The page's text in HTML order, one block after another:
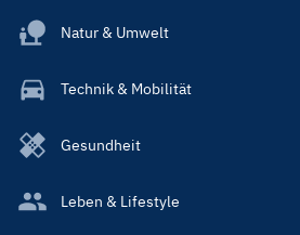
Natur & Umwelt
Technik & Mobilität
Gesundheit
Leben & Lifestyle